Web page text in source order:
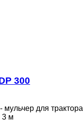
300
мульчер для трактора
3 м